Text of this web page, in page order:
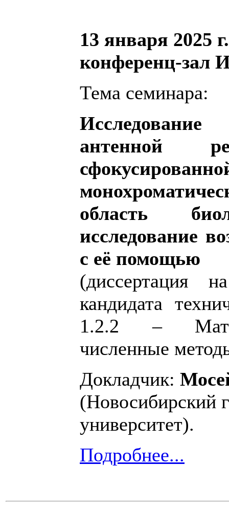
13 января 2025
конференц-
Тема семинара:
антенной
область
исследование
с её помощью
(диссертация
кандидата
1.2.2 –
численные
Докладчик:
(Новосибирский
университет).
Подробнее...